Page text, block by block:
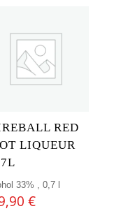
RED
LIQUEUR
33% , 0,7 l
€